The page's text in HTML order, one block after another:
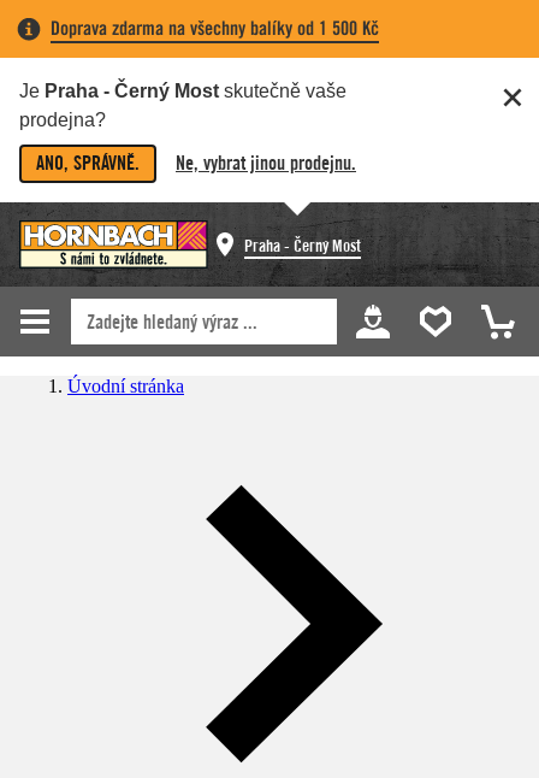
Doprava zdarma na všechny balíky od 1 500 Kč
Je Praha - Černý Most skutečně vaše
prodejna?
ANO, SPRÁVNĚ. Ne, vybrat jinou prodejnu.
Praha - Černý Most
Úvodní stránka